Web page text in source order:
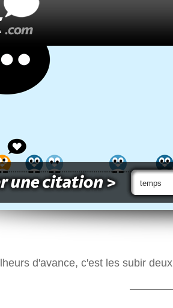
d'avance, c'est les subir